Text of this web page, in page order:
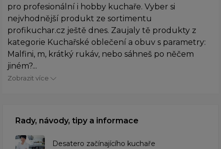
pro profesionální i hobby kuchaře. Vyber si
nejvhodnější produkt ze sortimentu
profikuchar.cz ještě dnes. Zaujaly tě produkty z
kategorie Kuchařské oblečení a obuv s parametry:
Malfini, m, krátký rukáv, nebo sáhneš po něčem
jiném?...
Zobrazit více
Rady, návody, tipy a informace
Desatero začínajícího kuchaře